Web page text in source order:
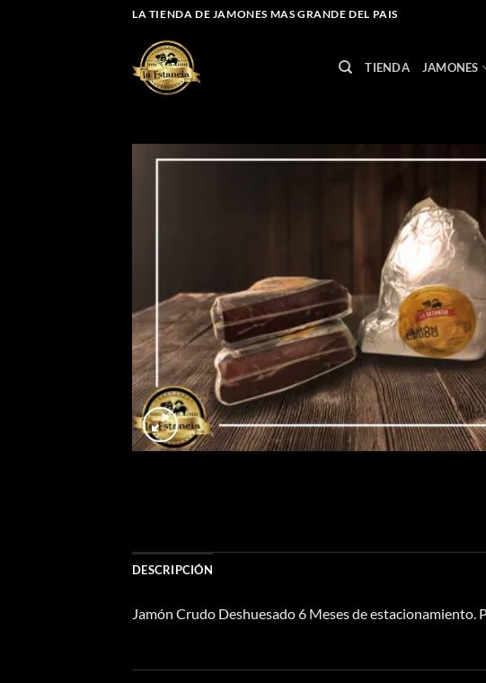
LA TIENDA DE JAMONES MAS GRANDE DEL PAIS
TIENDA JAMONES
DESCRIPCIÓN
Jamón Crudo Deshuesado 6 Meses de estacionamiento.